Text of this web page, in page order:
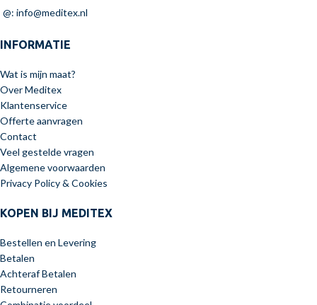
@: info@meditex.nl
INFORMATIE
Wat is mijn maat?
Over Meditex
Klantenservice
Offerte aanvragen
Contact
Veel gestelde vragen
Algemene voorwaarden
Privacy Policy & Cookies
KOPEN BIJ MEDITEX
Bestellen en Levering
Betalen
Achteraf Betalen
Retourneren